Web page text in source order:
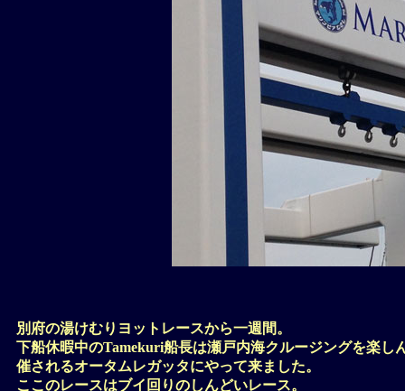
別府の湯けむりヨットレースから一週間。
下船休暇中のTamekuri船長は瀬戸内海クルージングを楽
催されるオータムレガッタにやって来ました。
ここのレースはブイ回りのしんどいレース。